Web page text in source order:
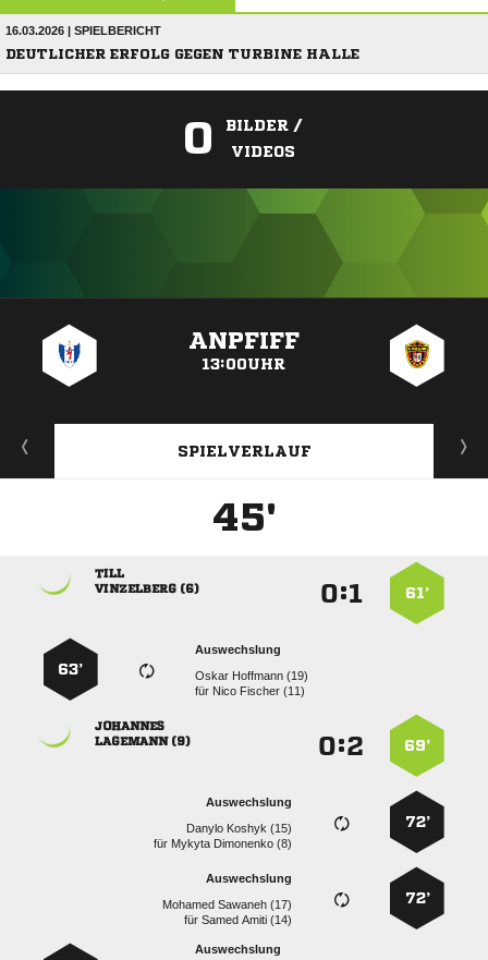
16.03.2026 | SPIELBERICHT
DEUTLICHER ERFOLG GEGEN TURBINE HALLE
0
BILDER /
VIDEOS
ANPFIFF
13:00UHR
SPIELVERLAUF
45'
61’
:

 
Auswechslung
  
für   
63’
69’
:

 
72’
Auswechslung
  
für   
72’
Auswechslung
  
für  
Auswechslung